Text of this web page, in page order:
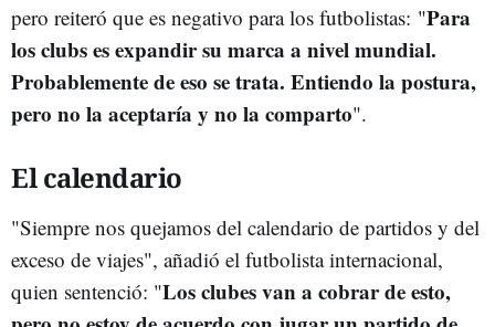
pero reiteró que es negativo para los futbolistas: "Para
los clubs es expandir su marca a nivel mundial.
Probablemente de eso se trata. Entiendo la postura,
pero no la aceptaría y no la comparto".
El calendario
"Siempre nos quejamos del calendario de partidos y del
exceso de viajes", añadió el futbolista internacional,
quien sentenció: "Los clubes van a cobrar de esto,